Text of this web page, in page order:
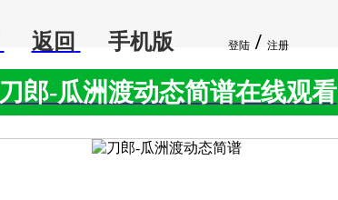
返回 手机版 登陆/ 注册
刀郎-瓜洲渡动态简谱在线观看